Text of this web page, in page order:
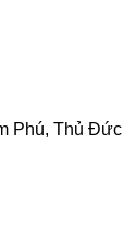
Phú, Thủ Đức